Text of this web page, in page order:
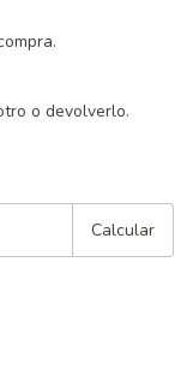
o devolverlo.
Calcular